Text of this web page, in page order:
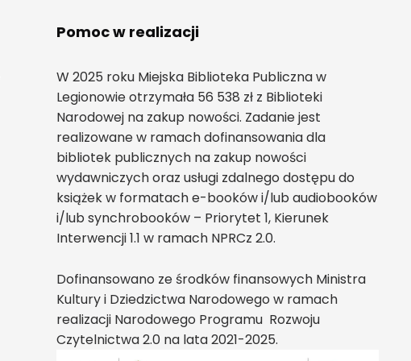
Pomoc w realizacji
W 2025 roku Miejska Biblioteka Publiczna w
Legionowie otrzymała 56 538 zł z Biblioteki
Narodowej na zakup nowości. Zadanie jest
realizowane w ramach dofinansowania dla
bibliotek publicznych na zakup nowości
wydawniczych oraz usługi zdalnego dostępu do
książek w formatach e-booków i/lub audiobooków
i/lub synchrobooków – Priorytet 1, Kierunek
Interwencji 1.1 w ramach NPRCz 2.0.
Dofinansowano ze środków finansowych Ministra
Kultury i Dziedzictwa Narodowego w ramach
realizacji Narodowego Programu Rozwoju
Czytelnictwa 2.0 na lata 2021-2025.